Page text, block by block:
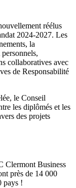
réélus
2024-2027. Les
la
collaboratives avec
de Responsabilité
le Conseil
les diplômés et les
des projets
Clermont Business
près de 14 000
pays !